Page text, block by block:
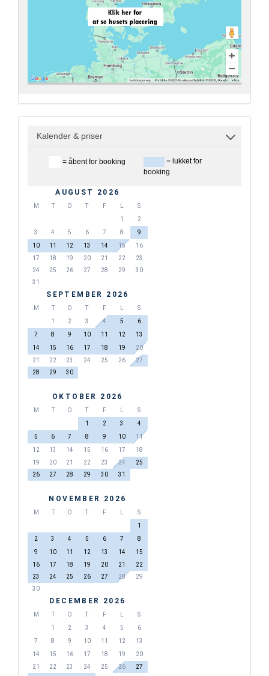
Kalender & priser
= åbent for booking
= lukket for
booking
AUGUST 2026
M T O T F
S
1
2
3
4 5 6 7 8
9
10
11 12 13 14 15
16
17
18 19 20 21 22
23
24
25 26 27 28 29
30
31
SEPTEMBER 2026
M T O T F
S
1
2 3 4 5
6
7
8 9 10 11 12
13
14
15 16 17 18 19
20
21
22 23 24 25 26
27
28
29 30
OKTOBER 2026
M T O T F
S
1
2 3
4
5
6 7 8 9 10
11
12
13 14 15 16 17
18
19
20 21 22 23 24
25
26
27 28 29 30 31
NOVEMBER 2026
M T O T F
S
1
2
3 4 5 6 7
8
9
10 11 12 13 14
15
16
17 18 19 20 21
22
23
24 25 26 27 28
29
30
DECEMBER 2026
M T O T F
S
1
2 3 4 5
6
7
8 9 10 11 12
13
14
15 16 17 18 19
20
21
22 23 24 25 26
27